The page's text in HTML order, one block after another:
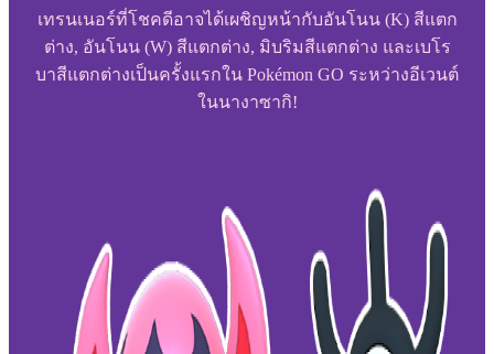
เทรนเนอร์ที่โชคดีอาจได้เผชิญหน้ากับอันโนน (K) สีแตก
ต่าง, อันโนน (W) สีแตกต่าง, มิบริมสีแตกต่าง และเบโร
บาสีแตกต่างเป็นครั้งแรกใน Pokémon GO ระหว่างอีเวนต์
ในนางาซากิ!